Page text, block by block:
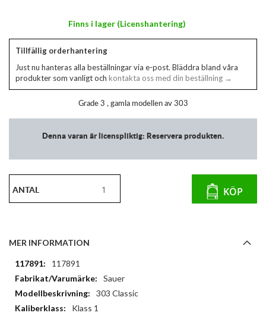
Finns i lager (Licenshantering)
Tillfällig orderhantering
Just nu hanteras alla beställningar via e-post. Bläddra bland våra
produkter som vanligt och kontakta oss med din beställning →
Grade 3 , gamla modellen av 303
Denna varan är licenspliktig: Reservera produkten.
ANTAL KÖP
MER INFORMATION
Mer
information
117891
Sauer
303 Classic
Klass 1